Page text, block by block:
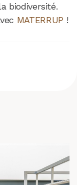
biodiversité.
MATERRUP !